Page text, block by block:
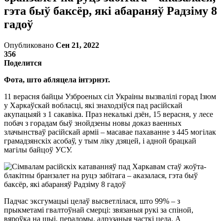
гэта быў баксёр, якi абараняў Радзiму 8
гадоў
Опубликовано Сен 21, 2022
356
Поделится
Фота, што абляцела iнтэрнэт.
11 верасня байцы Узброеных сiл Украiны вызвалілі горад Ізюм
у Харкаўскай вобласці, які знаходзіўся пад расійскай
акупацыяй з 1 сакавіка. Праз некалькі дзён, 15 верасня, у лесе
побач з горадам быў знойдзены новы доказ ваенных
злачынстваў расійскай арміі – масавае пахаванне з 445 могілак
грамадзянскіх асобаў, у тым лiку дзяцей, і адной брацкай
магілы байцоў УСУ.
Падчас эксгумацыі целаў высветлілася, што 99% – з
прыкметамі гвалтоўнай смерці: звязаныя рукі за спіной,
вяроўка на шыі, пераломы, адрэзаныя часткі цела. А